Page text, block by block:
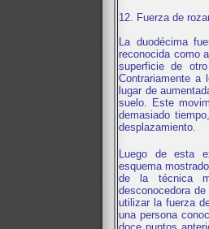
12. Fuerza de
La duodécima
reconocida como
superficie de
Contrariamente a
lugar de
suelo. Este
demasiado
desplazamiento.
Luego de esta
esquema
de la técnica
desconocedora
utilizar la fuerza
una persona